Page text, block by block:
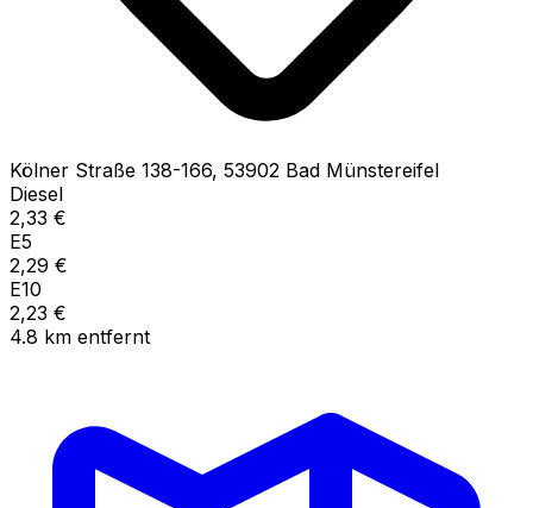
Kölner Straße 138-166, 53902 Bad Münstereifel
Diesel
2,33 €
E5
2,29 €
E10
2,23 €
4.8 km entfernt